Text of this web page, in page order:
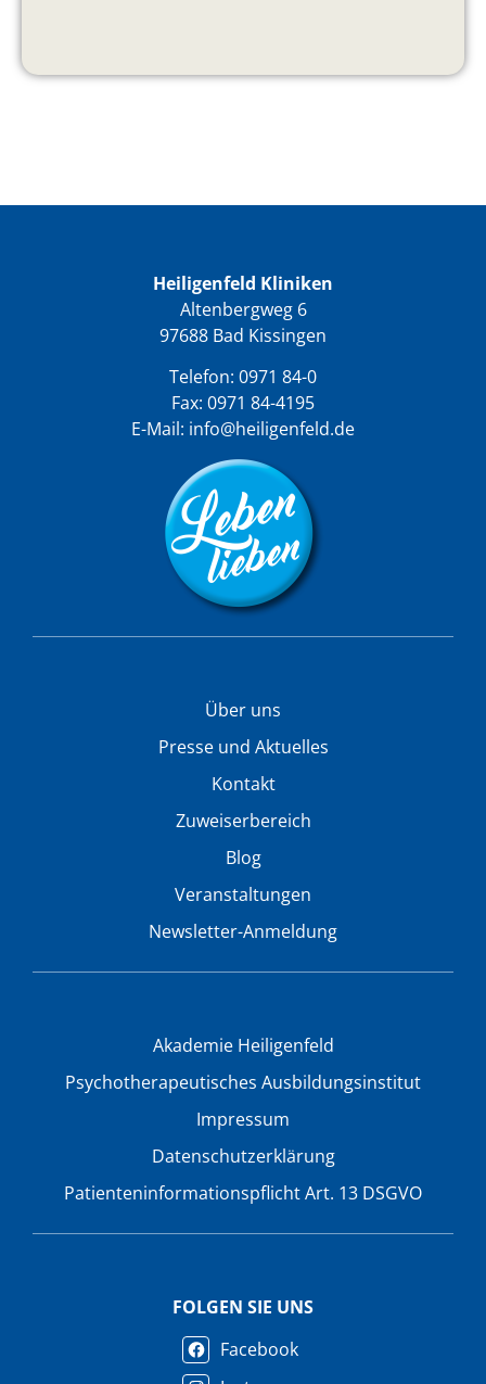
Heiligenfeld Kliniken
Altenbergweg 6
97688 Bad Kissingen
Telefon: 0971 84-0
Fax: 0971 84-4195
E-Mail: info@heiligenfeld.de
Über uns
Presse und Aktuelles
Kontakt
Zuweiserbereich
Blog
Veranstaltungen
Newsletter-Anmeldung
Akademie Heiligenfeld
Psychotherapeutisches Ausbildungsinstitut
Impressum
Datenschutzerklärung
Patienteninformationspflicht Art. 13 DSGVO
FOLGEN SIE UNS
Facebook